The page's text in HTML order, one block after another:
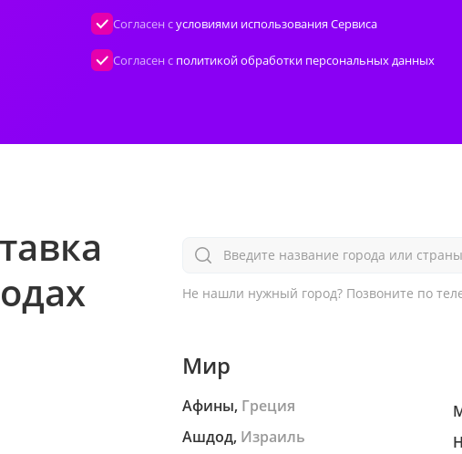
Согласен сусловиями использования Сервиса
Согласен с политикой обработки персональных данных
Введите название города или страны
Мир
Афины, Греция
Ашдод, Израиль
Не нашли нужный город? Позвоните по